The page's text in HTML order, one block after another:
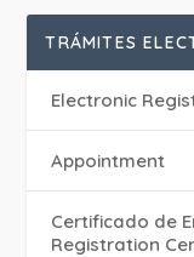
TRÁMITES
Electronic
Appointment
Certificado de
Registration